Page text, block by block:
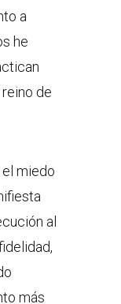
a
he
de
el miedo
al
más